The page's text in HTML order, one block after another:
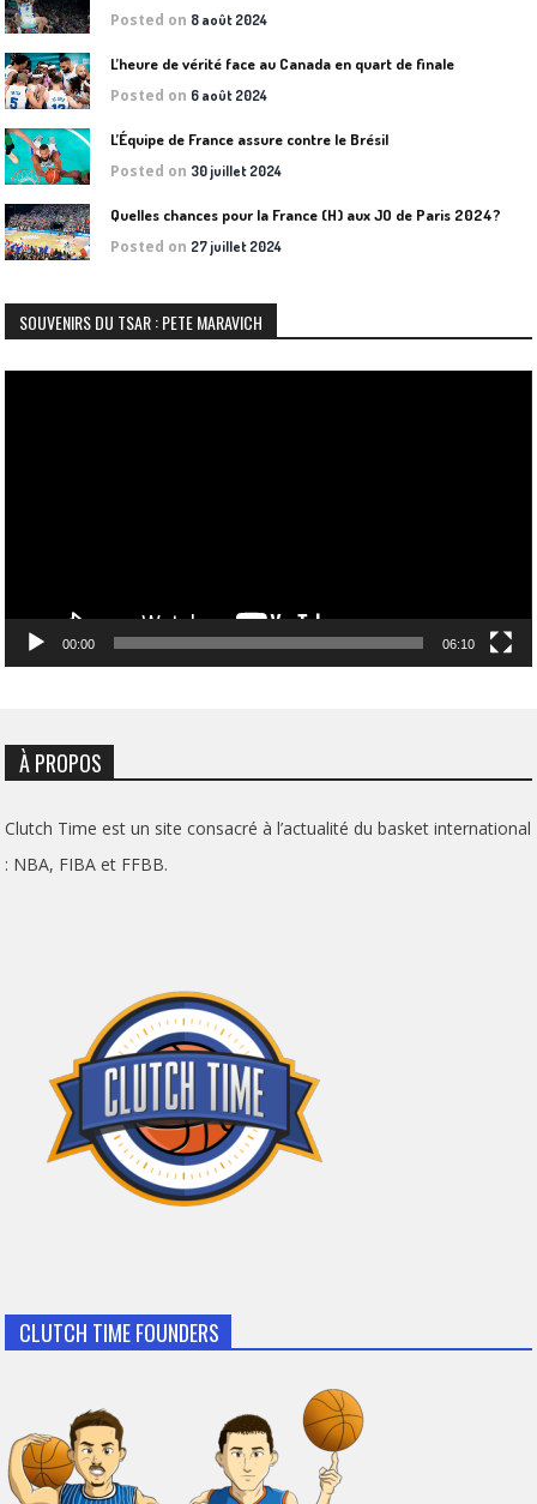
Posted on 8 août 2024
L’heure de vérité face au Canada en quart de finale
Posted on 6 août 2024
L’Équipe de France assure contre le Brésil
Posted on 30 juillet 2024
Quelles chances pour la France (H) aux JO de Paris 2024?
Posted on 27 juillet 2024
SOUVENIRS DU TSAR : PETE MARAVICH
00:00 06:10
À PROPOS
Clutch Time est un site consacré à l’actualité du basket international
: NBA, FIBA et FFBB.
CLUTCH TIME FOUNDERS